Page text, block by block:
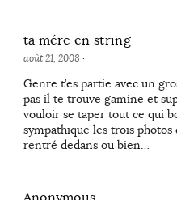
ta mére en string
août 21, 2008 ·
Genre t’es partie avec un
pas il te trouve gamine et
vouloir se taper tout ce qui
sympathique les trois photos
rentré dedans ou bien…